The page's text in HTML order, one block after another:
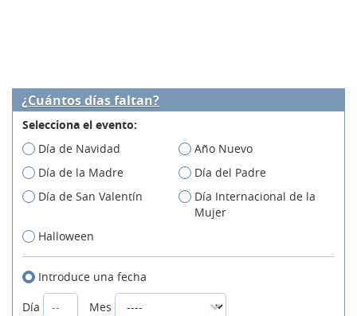
¿Cuántos días faltan?
Selecciona el evento:
Día de Navidad
Año Nuevo
Día de la Madre
Día del Padre
Día de San Valentín
Día Internacional de la
Mujer
Halloween
Introduce una fecha
Día
Mes